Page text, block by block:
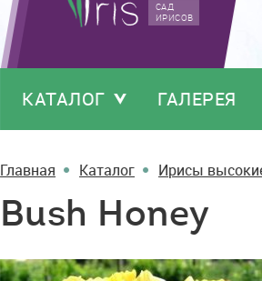
САД
ИРИСОВ
КАТАЛОГ ГАЛЕРЕЯ
Главная Каталог Ирисы
Bush Honey
Bush